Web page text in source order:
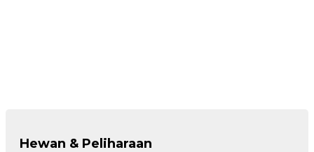
Hewan & Peliharaan